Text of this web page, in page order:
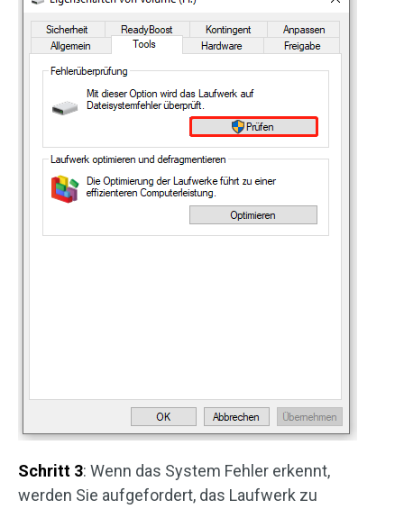
Schritt 3: Wenn das System Fehler erkennt,
werden Sie aufgefordert, das Laufwerk zu